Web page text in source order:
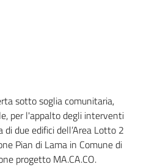
sotto soglia comunitaria,
per l'appalto degli interventi
due edifici dell’Area Lotto 2
Pian di Lama in Comune di
progetto MA.CA.CO.